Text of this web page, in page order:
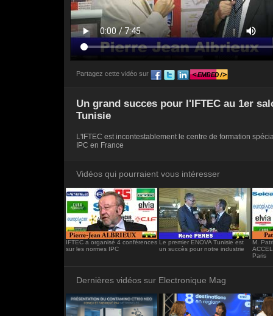
Partagez cette vidéo sur
Pour afficher cette vidéo sur votre site web,
frameborder="0"></iframe>
Un grand succes pour l'IFTEC au 1er
Tunisie
L'IFTEC est incontestablement le centre de formation
IPC en France
Vidéos qui pourraient vous intéresser
IFTEC a organisé 4 conférences
sur les normes IPC
Le premier ENOVA Tunisie est
un succès pour notre industrie
M.
Paris
Dernières vidéos sur Electronique Mag